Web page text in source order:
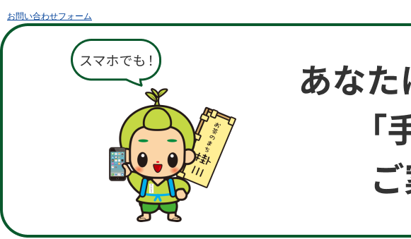
お問い合わせフォーム